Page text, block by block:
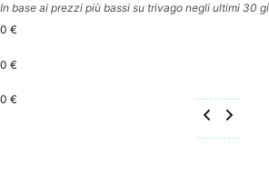
In base ai prezzi più bassi su trivago negli ultimi 30
0 €
0 €
0 €